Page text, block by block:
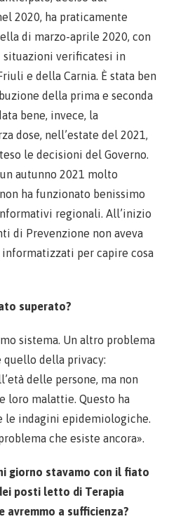
2020, ha praticamente
di marzo-aprile 2020, con
situazioni verificatesi in
e della Carnia. È stata ben
della prima e seconda
bene, invece, la
dose, nell’estate del 2021,
le decisioni del Governo.
autunno 2021 molto
ha funzionato benissimo
regionali. All’inizio
di Prevenzione non aveva
per capire cosa
superato?
sistema. Un altro problema
quello della privacy:
delle persone, ma non
loro malattie. Questo ha
indagini epidemiologiche.
che esiste ancora».
giorno stavamo con il fiato
posti letto di Terapia
avremmo a sufficienza?